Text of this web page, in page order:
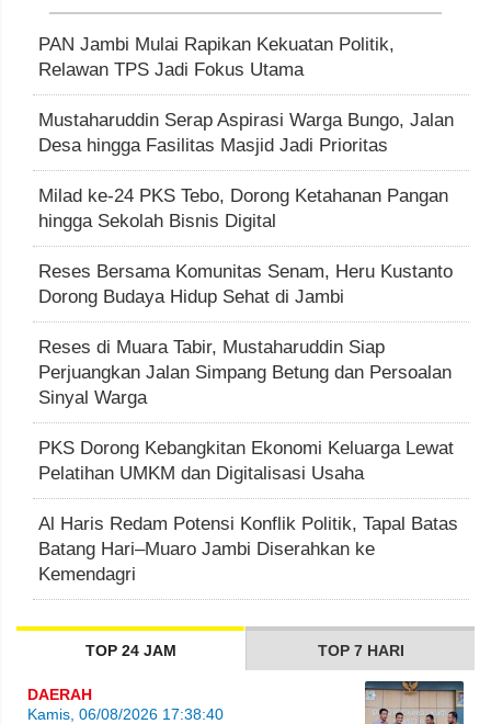
PAN Jambi Mulai Rapikan Kekuatan Politik,
Relawan TPS Jadi Fokus Utama
Mustaharuddin Serap Aspirasi Warga Bungo, Jalan
Desa hingga Fasilitas Masjid Jadi Prioritas
Milad ke-24 PKS Tebo, Dorong Ketahanan Pangan
hingga Sekolah Bisnis Digital
Reses Bersama Komunitas Senam, Heru Kustanto
Dorong Budaya Hidup Sehat di Jambi
Reses di Muara Tabir, Mustaharuddin Siap
Perjuangkan Jalan Simpang Betung dan Persoalan
Sinyal Warga
PKS Dorong Kebangkitan Ekonomi Keluarga Lewat
Pelatihan UMKM dan Digitalisasi Usaha
Al Haris Redam Potensi Konflik Politik, Tapal Batas
Batang Hari–Muaro Jambi Diserahkan ke
Kemendagri
TOP 24 JAM TOP 7 HARI
DAERAH
Kamis, 06/08/2026 17:38:40